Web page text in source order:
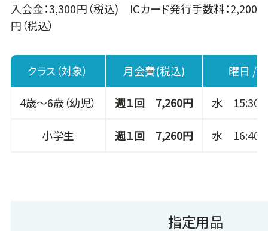
入会金：3,300円（税込) ICカード発行手数料：2,200
円（税込）
クラス（対象） 月会費(税込) 曜日 /
4歳～6歳（幼児） 週１回 7,260円 水 15:30
小学生 週１回 7,260円 水 16:40
指定用品